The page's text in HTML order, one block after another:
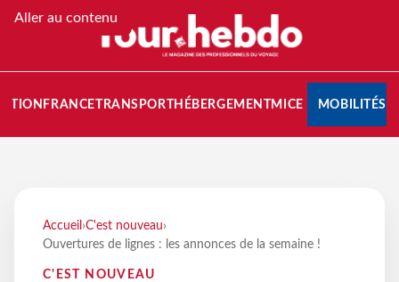
Aller au contenu
FRANCETRANSPORT HÉBERGEMENTMICE MOBILITÉS
Accueil ›C'est nouveau›
Ouvertures de lignes : les annonces de la semaine !
C'EST NOUVEAU